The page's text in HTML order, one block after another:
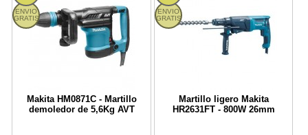
ENVIO
GRATIS
Makita HM0871C - Martillo
demoledor de 5,6Kg AVT
ENVIO
GRATIS
Martillo ligero Makita
HR2631FT - 800W 26mm